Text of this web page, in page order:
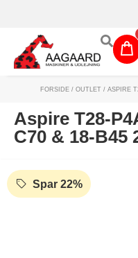
Maskinudlejning
Have- og parkmaskiner
Depotrum
FORSIDE / OUTLET / ASPIRE
Aspire T28-
C70 & 18-B45
Spar 22%